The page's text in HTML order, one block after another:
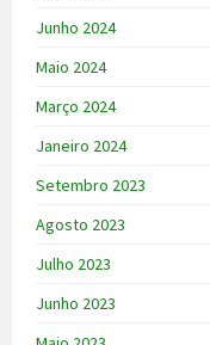
Junho 2024
Maio 2024
Março 2024
Janeiro 2024
Setembro 2023
Agosto 2023
Julho 2023
Junho 2023